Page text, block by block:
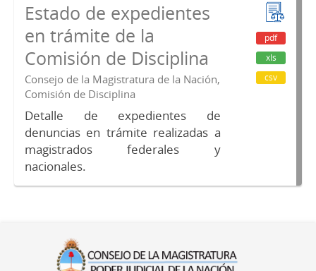
Estado de expedientes
en trámite de la
Comisión de Disciplina
Consejo de la Magistratura de la Nación,
Comisión de Disciplina
Detalle de expedientes de
denuncias en trámite realizadas a
magistrados federales y
nacionales.
pdf
xls
csv